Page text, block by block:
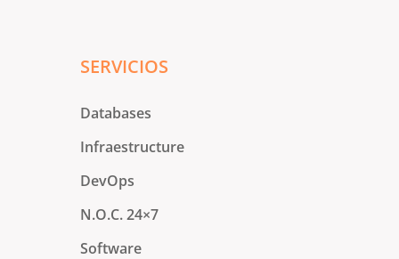
SERVICIOS
Databases
Infraestructure
DevOps
N.O.C. 24×7
Software